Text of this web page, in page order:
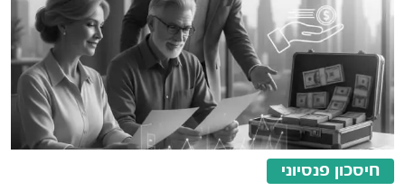
חיסכון פנסיוני